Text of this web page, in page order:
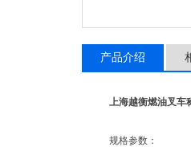
产品介绍
上海越衡燃油叉车
规格参数：